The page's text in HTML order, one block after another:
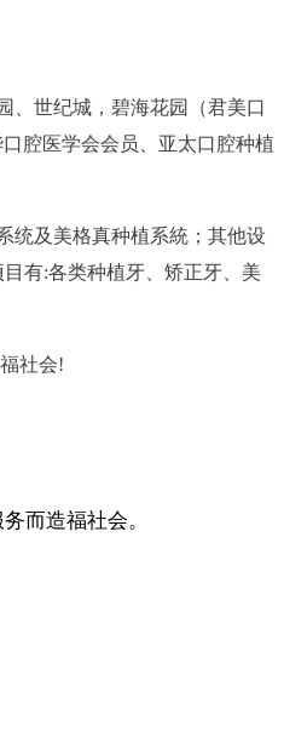
、世纪城，碧海花园（君美口
腔医学会会员、亚太口腔种植
统及美格真种植系統；其他设
有:各类种植牙、矫正牙、美
社会!
而造福社会。